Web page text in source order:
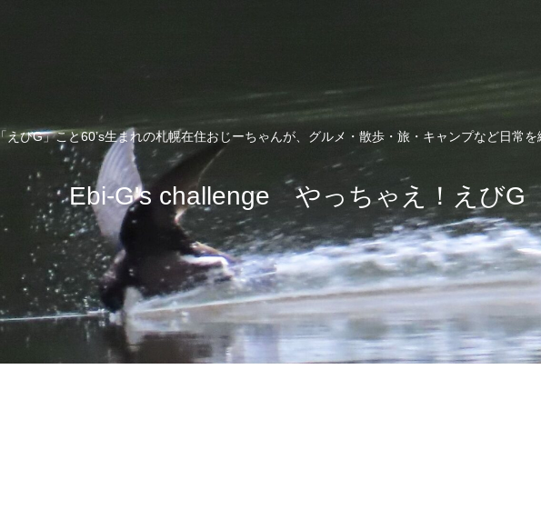
「えびG」こと60’s生まれの札幌在住おじーちゃんが、グルメ・散歩・旅・キャンプなど日常
Ebi-G's challenge やっちゃえ！えびG